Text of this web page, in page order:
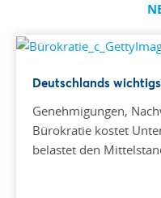
Deutschlands
Genehmigungen,
Bürokratie kostet
belastet den